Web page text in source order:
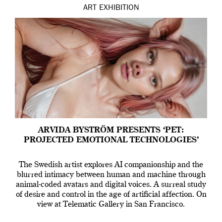
ART EXHIBITION
ARVIDA BYSTRÖM PRESENTS ‘PET:
PROJECTED EMOTIONAL TECHNOLOGIES’
The Swedish artist explores AI companionship and the
blurred intimacy between human and machine through
animal-coded avatars and digital voices. A surreal study
of desire and control in the age of artificial affection. On
view at Telematic Gallery in San Francisco.